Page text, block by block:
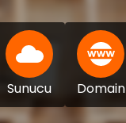
Sunucu Domain